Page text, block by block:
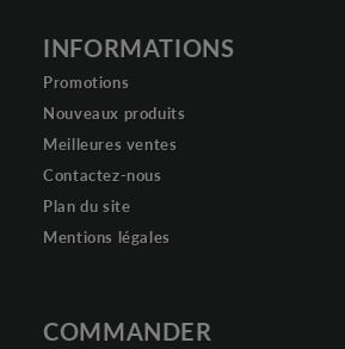
INFORMATIONS
Promotions
Nouveaux produits
Meilleures ventes
Contactez-nous
Plan du site
Mentions légales
COMMANDER